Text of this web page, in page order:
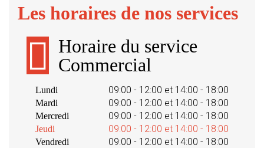
Les horaires de nos services
Horaire du service
Commercial
Lundi 09:00 - 12:00 et 14:00 - 18:00
Mardi 09:00 - 12:00 et 14:00 - 18:00
Mercredi 09:00 - 12:00 et 14:00 - 18:00
Jeudi 09:00 - 12:00 et 14:00 - 18:00
Vendredi 09:00 - 12:00 et 14:00 - 18:00